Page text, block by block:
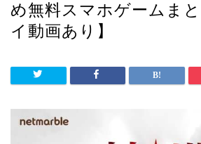
め無料スマホゲームま
イ動画あり】